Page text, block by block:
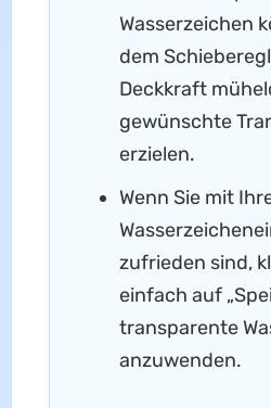
Wasserzeichen
dem
Deckkraft
gewünschte
erzielen.
Wenn Sie mit
zufrieden sind,
einfach auf
transparente
anzuwenden.